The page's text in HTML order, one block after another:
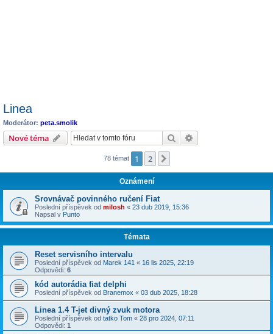
Linea
Moderátor: peta.smolik
Nové téma Hledat
78 témat 1 2
Oznámení
Srovnávač povinného ručení Fiat
Poslední příspěvek od milosh « 23 dub 2019, 15:36
Napsal v Punto
Témata
Reset servisního intervalu
Poslední příspěvek od Marek 141 « 16 lis 2025, 22:19
Odpovědi: 6
kód autorádia fiat delphi
Poslední příspěvek od Branemox « 03 dub 2025, 18:28
Linea 1.4 T-jet divný zvuk motora
Poslední příspěvek od tatko Tom « 28 pro 2024, 07:11
Odpovědi: 1